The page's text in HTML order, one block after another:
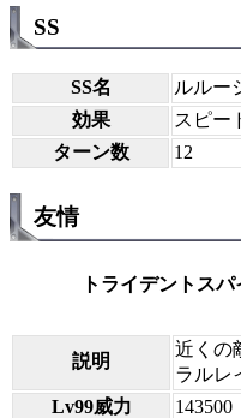
SS
SS名
ルルー
効果
スピー
ターン数
12
友情
トライデントス
説明
近くの
ラルレ
Lv99威力
143500